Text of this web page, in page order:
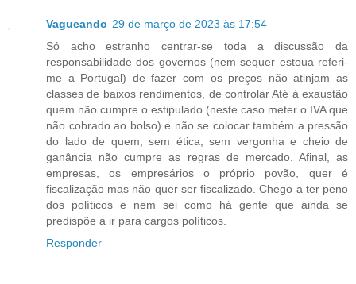
Vagueando 29 de março de 2023 às 17:54
Só acho estranho centrar-se toda a discussão da
responsabilidade dos governos (nem sequer estoua referi-
me a Portugal) de fazer com os preços não atinjam as
classes de baixos rendimentos, de controlar Até à exaustão
quem não cumpre o estipulado (neste caso meter o IVA que
não cobrado ao bolso) e não se colocar também a pressão
do lado de quem, sem ética, sem vergonha e cheio de
ganância não cumpre as regras de mercado. Afinal, as
empresas, os empresários o próprio povão, quer é
fiscalização mas não quer ser fiscalizado. Chego a ter peno
dos políticos e nem sei como há gente que ainda se
predispõe a ir para cargos políticos.
Responder